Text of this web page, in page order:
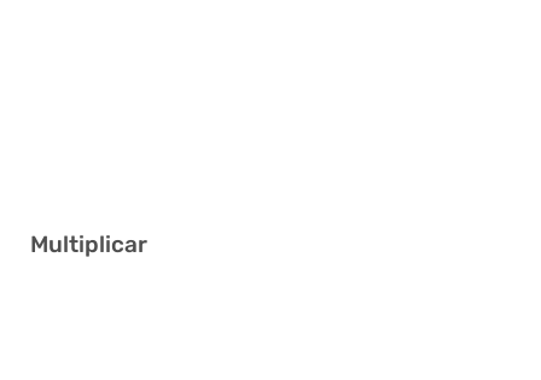
Multiplicar